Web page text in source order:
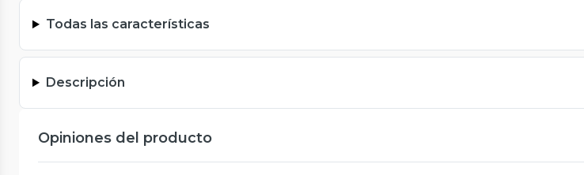
Todas las características
Descripción
Opiniones del producto